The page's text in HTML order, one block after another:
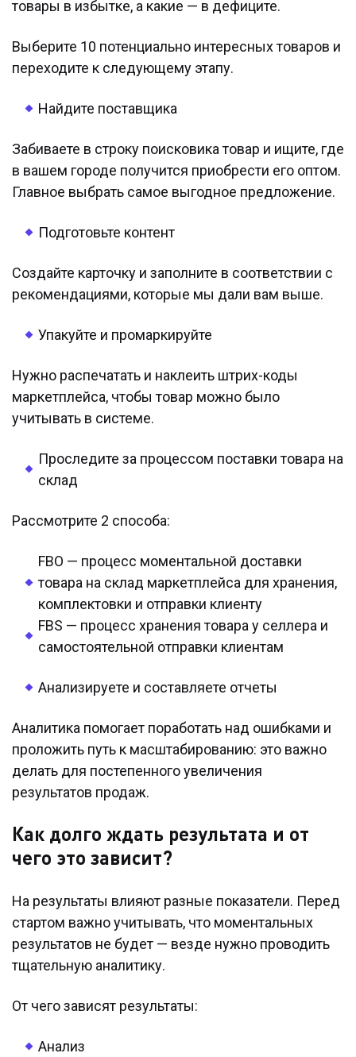
товары в избытке, а какие — в дефиците.
Выберите 10 потенциально интересных товаров и
переходите к следующему этапу.
Найдите поставщика
Забиваете в строку поисковика товар и ищите, где
в вашем городе получится приобрести его оптом.
Главное выбрать самое выгодное предложение.
Подготовьте контент
Создайте карточку и заполните в соответствии с
рекомендациями, которые мы дали вам выше.
Упакуйте и промаркируйте
Нужно распечатать и наклеить штрих-коды
маркетплейса, чтобы товар можно было
учитывать в системе.
Проследите за процессом поставки товара на
склад
Рассмотрите 2 способа:
FBO — процесс моментальной доставки
товара на склад маркетплейса для хранения,
комплектовки и отправки клиенту
FBS — процесс хранения товара у селлера и
самостоятельной отправки клиентам
Анализируете и составляете отчеты
Аналитика помогает поработать над ошибками и
проложить путь к масштабированию: это важно
делать для постепенного увеличения
результатов продаж.
Как долго ждать результата и от
чего это зависит?
На результаты влияют разные показатели. Перед
стартом важно учитывать, что моментальных
результатов не будет — везде нужно проводить
тщательную аналитику.
От чего зависят результаты:
Анализ